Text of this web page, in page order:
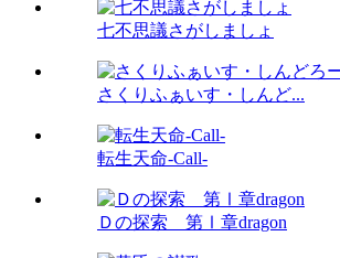
七不思議さがしましょ
さくりふぁいす・しんど...
転生天命-Call-
Ｄの探索 第Ⅰ章dragon